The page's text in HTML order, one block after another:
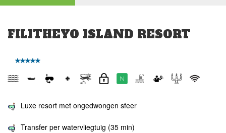
FILITHEYO ISLAND RESORT
Luxe resort met ongedwongen sfeer
Transfer per watervliegtuig (35 min)